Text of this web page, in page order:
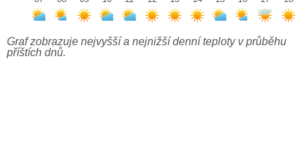
Graf zobrazuje nejvyšší a nejnižší denní teploty v průběhu
příštích dnů.